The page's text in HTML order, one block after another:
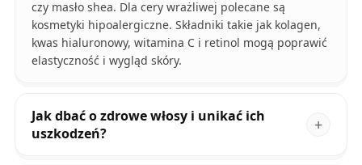
czy masło shea. Dla cery wrażliwej polecane są
kosmetyki hipoalergiczne. Składniki takie jak kolagen,
kwas hialuronowy, witamina C i retinol mogą poprawić
elastyczność i wygląd skóry.
Jak dbać o zdrowe włosy i unikać ich
uszkodzeń?